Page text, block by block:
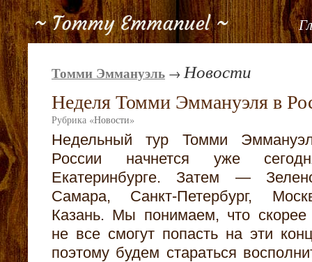
Томми Эммануэль → Новости
Неделя Томми Эммануэля в
Рубрика «Новости»
Недельный тур Томми
России начнется уже
Екатеринбурге. Затем —
Самара, Санкт-Петербург,
Казань. Мы понимаем, что скорее
не все смогут попасть на эти
поэтому будем стараться